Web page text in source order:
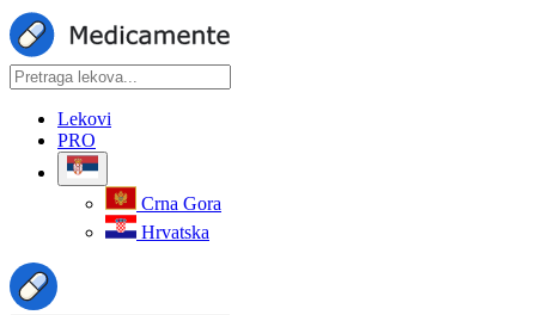
Lekovi
PRO
Crna Gora
Hrvatska